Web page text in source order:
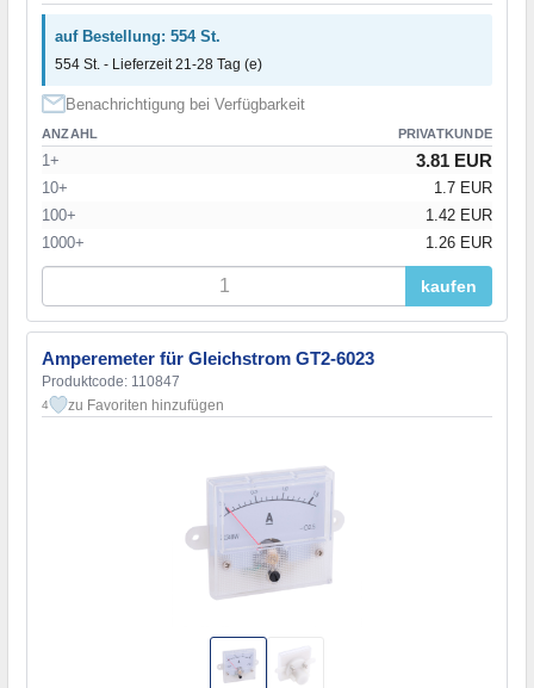
auf Bestellung: 554 St.
554 St. - Lieferzeit 21-28 Tag (e)
Benachrichtigung bei Verfügbarkeit
ANZAHL PRIVATKUNDE
1+ 3.81 EUR
10+
1.7 EUR
100+
1.42 EUR
1000+
1.26 EUR
kaufen
Amperemeter für Gleichstrom GT2-6023
Produktcode: 110847
4 zu Favoriten hinzufügen